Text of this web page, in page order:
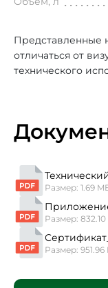
Представленные
отличаться от
технического
Размер: 1.69
Размер: 832.10
Размер: 951.96